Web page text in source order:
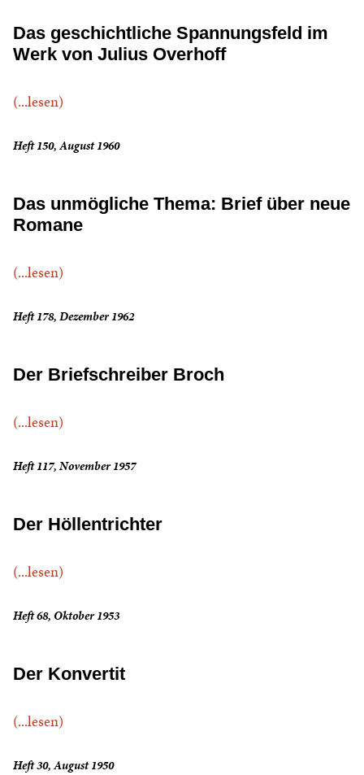
Das geschichtliche Spannungsfeld im
Werk von Julius Overhoff
(...lesen)
Heft 150, August 1960
Das unmögliche Thema: Brief über neue
Romane
(...lesen)
Heft 178, Dezember 1962
Der Briefschreiber Broch
(...lesen)
Heft 117, November 1957
Der Höllentrichter
(...lesen)
Heft 68, Oktober 1953
Der Konvertit
(...lesen)
Heft 30, August 1950